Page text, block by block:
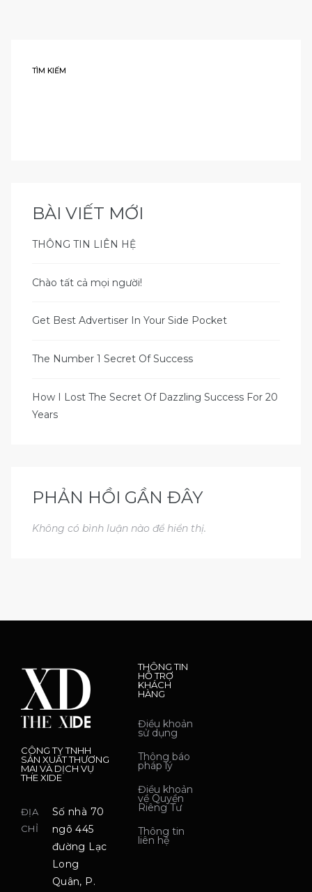
TÌM KIẾM
BÀI VIẾT MỚI
THÔNG TIN LIÊN HỆ
Chào tất cả mọi người!
Get Best Advertiser In Your Side Pocket
The Number 1 Secret Of Success
How I Lost The Secret Of Dazzling Success For 20
Years
PHẢN HỒI GẦN ĐÂY
Không có bình luận nào để hiển thị.
CÔNG TY TNHH
SẢN XUẤT THƯƠNG
MẠI VÀ DỊCH VỤ
THE XIDE
ĐỊA
CHỈ
Số nhà 70
ngõ 445
đường Lạc
Long
Quân, P.
THÔNG TIN
HỖ TRỢ
KHÁCH
HÀNG
Điều khoản
sử dụng
Thông báo
pháp lý
Điều khoản
về Quyền
Riêng Tư
Thông tin
liên hệ